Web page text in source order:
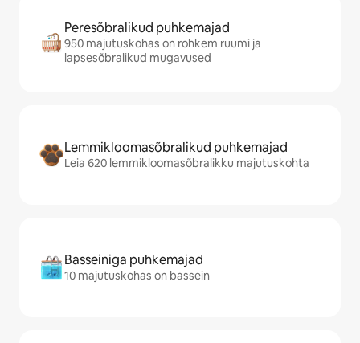
Peresõbralikud puhkemajad
950 majutuskohas on rohkem ruumi ja
lapsesõbralikud mugavused
Lemmikloomasõbralikud puhkemajad
Leia 620 lemmikloomasõbralikku majutuskohta
Basseiniga puhkemajad
10 majutuskohas on bassein